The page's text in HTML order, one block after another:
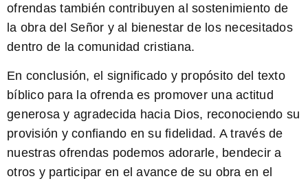
ofrendas también contribuyen al sostenimiento de
la obra del Señor y al bienestar de los necesitados
dentro de la comunidad cristiana.
En conclusión, el significado y propósito del texto
bíblico para la ofrenda es promover una actitud
generosa y agradecida hacia Dios, reconociendo su
provisión y confiando en su fidelidad. A través de
nuestras ofrendas podemos adorarle, bendecir a
otros y participar en el avance de su obra en el